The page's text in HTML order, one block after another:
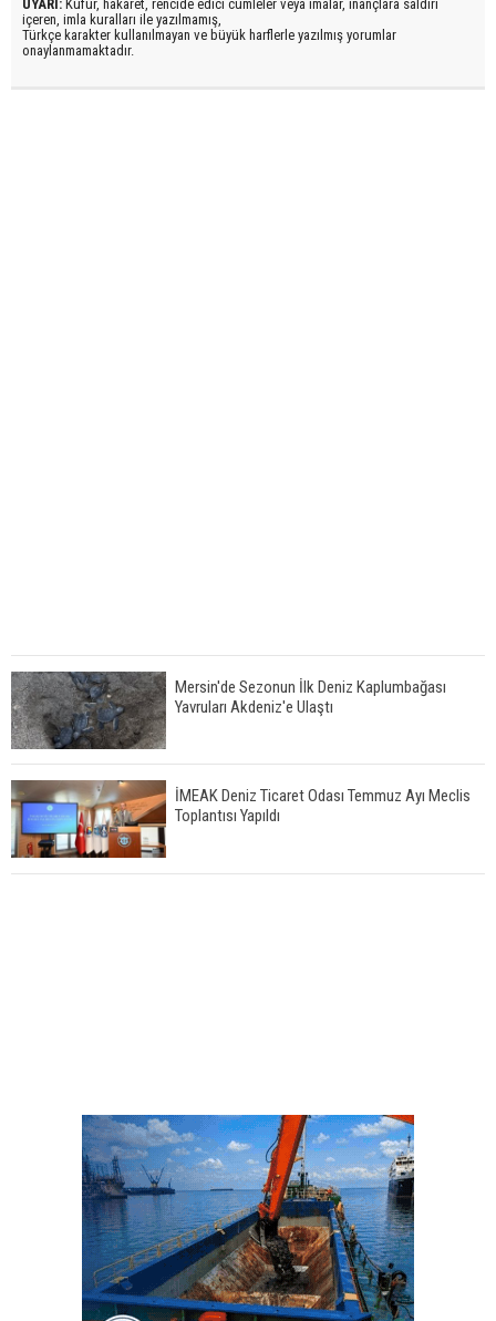
UYARI: Küfür, hakaret, rencide edici cümleler veya imalar, inançlara saldırı
içeren, imla kuralları ile yazılmamış,
Türkçe karakter kullanılmayan ve büyük harflerle yazılmış yorumlar
onaylanmamaktadır.
Mersin'de Sezonun İlk Deniz Kaplumbağası
Yavruları Akdeniz'e Ulaştı
İMEAK Deniz Ticaret Odası Temmuz Ayı Meclis
Toplantısı Yapıldı